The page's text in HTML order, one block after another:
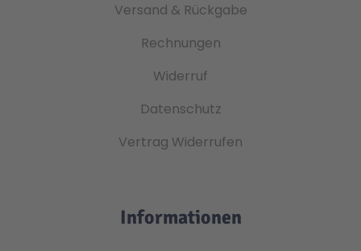
Versand & Rückgabe
Rechnungen
Widerruf
Datenschutz
Vertrag Widerrufen
Informationen